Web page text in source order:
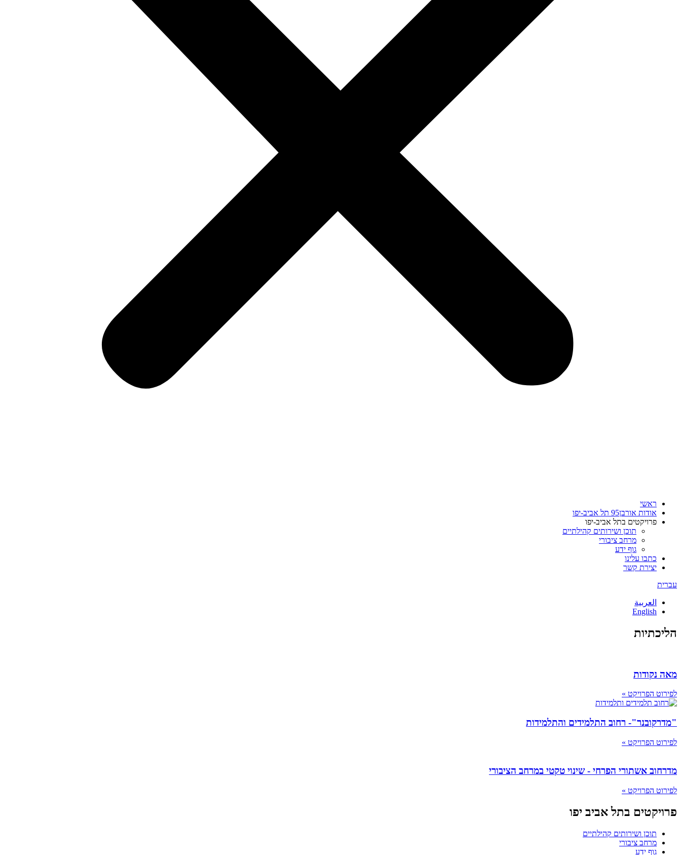
ראשי
אודות אורבן95 תל אביב-יפו
פרויקטים בתל אביב-יפו
תוכן ושירותים קהילתיים
מרחב ציבורי
גוף ידע
כתבו עלינו
יצירת קשר
עברית
العربية
English
הליכתיות
מאה נקודות
לפירוט הפרויקט »
"מדרקובנר"- רחוב התלמידים והתלמידות
לפירוט הפרויקט »
מדרחוב אשתורי הפרחי - שינוי טקטי במרחב הציבורי
לפירוט הפרויקט »
פרויקטים בתל אביב יפו
תוכן ושירותים קהילתיים
מרחב ציבורי
גוף ידע